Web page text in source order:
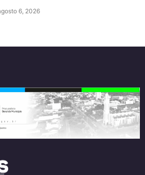
6, 2026